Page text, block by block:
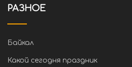
РАЗНОЕ
Байкал
Какой сегодня праздник